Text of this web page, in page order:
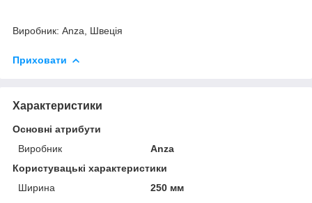
Виробник: Anza, Швеція
Приховати
Характеристики
Основні атрибути
Виробник
Anza
Користувацькі характеристики
Ширина
250 мм